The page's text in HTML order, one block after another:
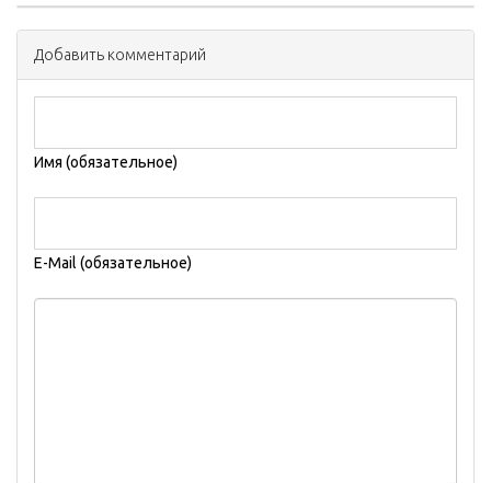
Добавить комментарий
Имя (обязательное)
E-Mail (обязательное)